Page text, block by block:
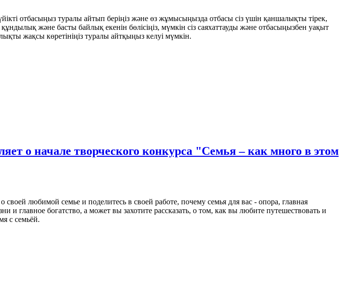
отбасыңыз туралы айтып беріңіз және өз жұмысыңызда отбасы сіз үшін қаншалықты тірек,
құндылық және басты байлық екенін бөлісіңіз, мүмкін сіз саяхаттауды және отбасыңызбен уақыт
жақсы көретініңіз туралы айтқыңыз келуі мүмкін.
о начале творческого конкурса "Семья – как много в этом
любимой семье и поделитесь в своей работе, почему семья для вас - опора, главная
и главное богатство, а может вы захотите рассказать, о том, как вы любите путешествовать и
с семьёй.